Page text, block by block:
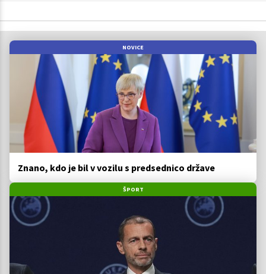
NOVICE
Znano, kdo je bil v vozilu s predsednico države
ŠPORT